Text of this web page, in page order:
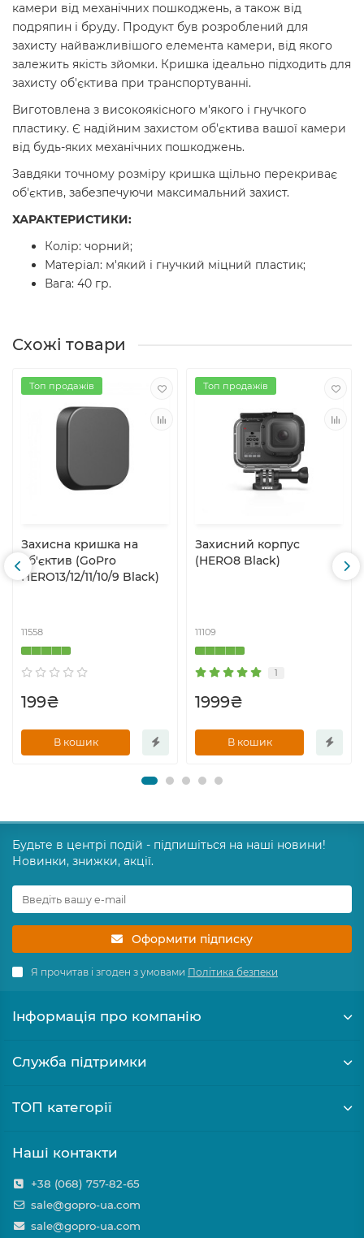
камери від механічних пошкоджень, а також від
подряпин і бруду. Продукт був розроблений для
захисту найважливішого елемента камери, від якого
залежить якість зйомки. Кришка ідеально підходить для
захисту об'єктива при транспортуванні.
Виготовлена ​​з високоякісного м'якого і гнучкого
пластику. Є надійним захистом об'єктива вашої камери
від будь-яких механічних пошкоджень.
Завдяки точному розміру кришка щільно перекриває
об'єктив, забезпечуючи максимальний захист.
ХАРАКТЕРИСТИКИ:
Колір: чорний;
Матеріал: м'який і гнучкий міцний пластик;
Вага: 40 гр.
Схожі товари
Топ продажів
Захисна кришка на
об'єктив (GoPro
HERO13/12/11/10/9 Black)
11558
199₴
В кошик
Топ продажів
Захисний корпус
(HERO8 Black)
11109
1
1999₴
В кошик
Будьте в центрі подій - підпишіться на наші новини!
Новинки, знижки, акції.
Оформити підписку
Я прочитав і згоден з умовами Політика безпеки
Інформація про компанію
Служба підтримки
ТОП категорії
Наші контакти
+38 (068) 757-82-65
sale@gopro-ua.com
sale@gopro-ua.com